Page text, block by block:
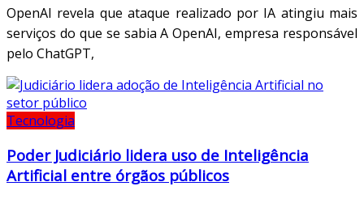
OpenAI revela que ataque realizado por IA atingiu mais
serviços do que se sabia A OpenAI, empresa responsável
pelo ChatGPT,
Tecnologia
Poder Judiciário lidera uso de Inteligência
Artificial entre órgãos públicos